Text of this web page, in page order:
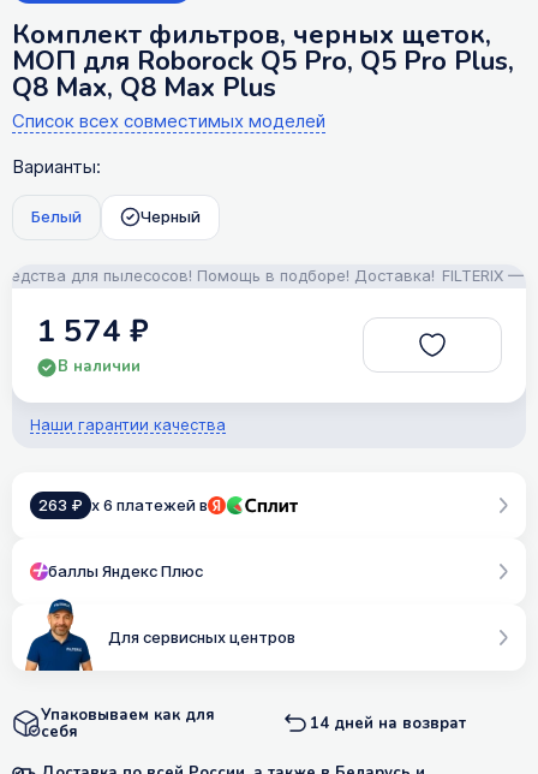
Комплект фильтров, черных щеток,
МОП для Roborock Q5 Pro, Q5 Pro Plus,
Q8 Max, Q8 Max Plus
Список всех совместимых моделей
Варианты:
Белый Черный
для пылесосов! Помощь в подборе! Доставка! FILTERIX —
1 574 ₽
В наличии
Наши гарантии качества
263 ₽ x 6 платежей в
баллы Яндекс Плюс
Для сервисных центров
Упаковываем как для
себя 14 дней на возврат